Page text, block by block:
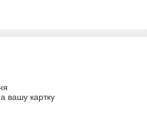
вашу картку